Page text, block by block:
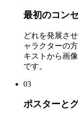
最初のコン
どれを発展さ
ャラクターの
キストから画
です。
03
ポスターと